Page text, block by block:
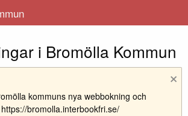
i Bromölla Kommun
×
kommuns nya webbokning och
bromolla.interbookfri.se/